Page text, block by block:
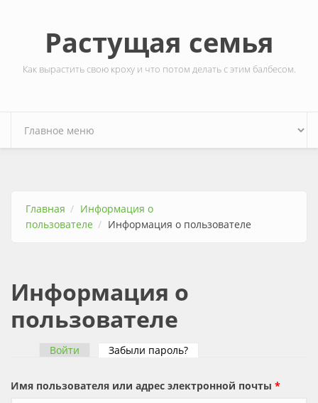
Растущая семья
Как вырастить свою кроху и что потом делать с этим балбесом.
Главная
Информация о
пользователе
Информация о пользователе
Информация о
пользователе
Войти Забыли пароль?
Имя пользователя или адрес электронной почты *